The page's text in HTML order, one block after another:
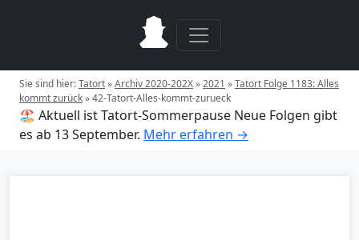
Sie sind hier:Tatort»Archiv 2020-202X»2021 »Tatort Folge 1183: Alles
kommt zurück»42-Tatort-Alles-kommt-zurueck
🏖️ Aktuell ist Tatort-Sommerpause Neue Folgen gibt
es ab 13 September. Mehr erfahren →